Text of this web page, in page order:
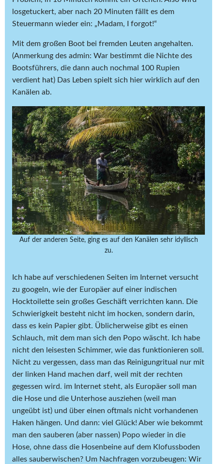
losgetuckert, aber nach 20 Minuten fällt es dem
Steuermann wieder ein: „Madam, I forgot!“
Mit dem großen Boot bei fremden Leuten angehalten.
(Anmerkung des admin: War bestimmt die Nichte des
Bootsführers, die dann auch nochmal 100 Rupien
verdient hat) Das Leben spielt sich hier wirklich auf den
Kanälen ab.
Auf der anderen Seite, ging es auf den Kanälen sehr idyllisch
zu.
Ich habe auf verschiedenen Seiten im Internet versucht
zu googeln, wie der Europäer auf einer indischen
Hocktoilette sein großes Geschäft verrichten kann. Die
Schwierigkeit besteht nicht im hocken, sondern darin,
dass es kein Papier gibt. Üblicherweise gibt es einen
Schlauch, mit dem man sich den Popo wäscht. Ich habe
nicht den leisesten Schimmer, wie das funktionieren soll.
Nicht zu vergessen, dass man das Reinigungritual nur mit
der linken Hand machen darf, weil mit der rechten
gegessen wird. im Internet steht, als Europäer soll man
die Hose und die Unterhose ausziehen (weil man
ungeübt ist) und über einen oftmals nicht vorhandenen
Haken hängen. Und dann: viel Glück! Aber wie bekommt
man den sauberen (aber nassen) Popo wieder in die
Hose, ohne dass die Hosenbeine auf dem Klofussboden
alles sauberwischen? Um Nachfragen vorzubeugen: Wir